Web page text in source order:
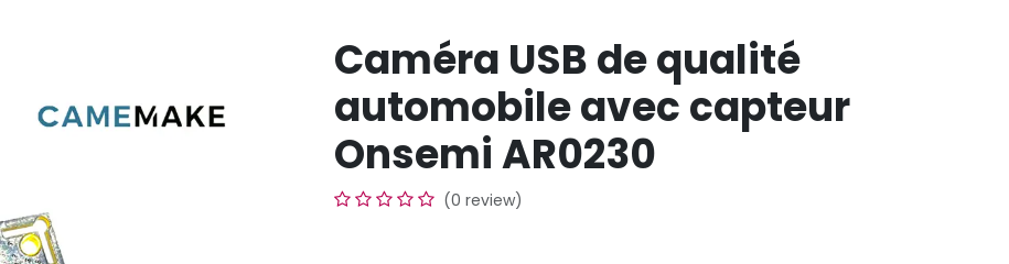
Caméra USB de qualité
automobile avec capteur
Onsemi AR0230
(0 review)